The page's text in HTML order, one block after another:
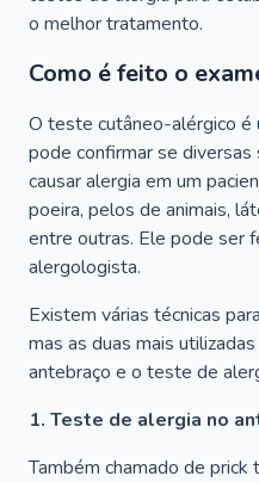
o melhor tratamento.
Como é feito o
O teste cutâneo-alérgico é
pode confirmar se diversas
causar alergia em um
poeira, pelos de animais,
entre outras. Ele pode ser
alergologista.
Existem várias técnicas
mas as duas mais
antebraço e o teste de
1. Teste de alergia no
Também chamado de